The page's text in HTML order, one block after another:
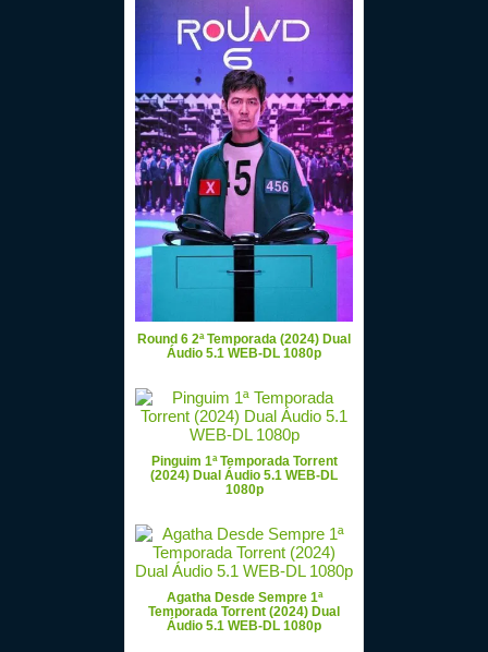
Round 6 2ª Temporada (2024) Dual
Áudio 5.1 WEB-DL 1080p
Pinguim 1ª Temporada Torrent
(2024) Dual Áudio 5.1 WEB-DL
1080p
Agatha Desde Sempre 1ª
Temporada Torrent (2024) Dual
Áudio 5.1 WEB-DL 1080p